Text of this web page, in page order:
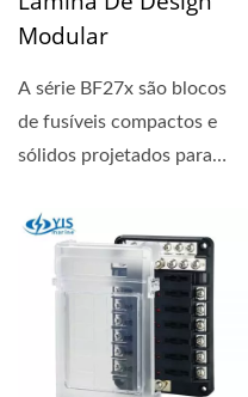
Modular
A série BF27x são blocos
de fusíveis compactos e
sólidos projetados para